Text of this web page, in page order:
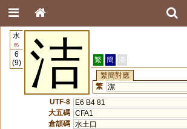
水
85
6
(9)
洁 繁 簡 港
繁簡對應
繁 潔
UTF-8
E6 B4 81
大五碼 CFA1
倉頡碼 水土口